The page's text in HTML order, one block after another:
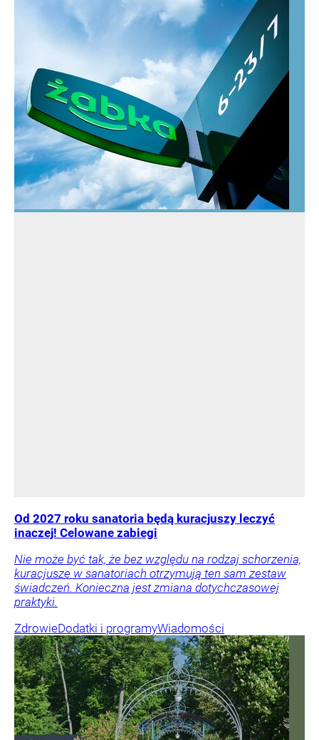
Od 2027 roku sanatoria będą kuracjuszy leczyć
inaczej! Celowane zabiegi
Nie może być tak, że bez względu na rodzaj schorzenia,
kuracjusze w sanatoriach otrzymują ten sam zestaw
świadczeń. Konieczna jest zmiana dotychczasowej
praktyki.
ZdrowieDodatki i programyWiadomości